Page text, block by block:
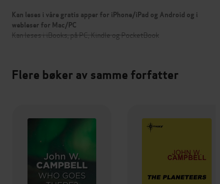
Kan leses i våre gratis apper for iPhone/iPad og Android og i
webleser for Mac/PC
Kan leses i iBooks, på PC, Kindle og PocketBook
Flere bøker av samme forfatter